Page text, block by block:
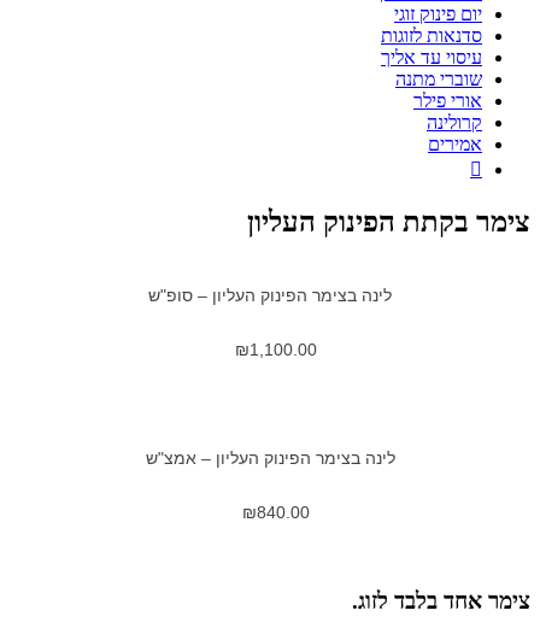
יום פינוק זוגי
סדנאות לזוגות
עיסוי עד אליך
שוברי מתנה
אורי פילר
קרולינה
אמירים

צימר בקתת הפינוק העליון
לינה בצימר הפינוק העליון – סופ"ש
₪1,100.00
לינה בצימר הפינוק העליון – אמצ"ש
₪840.00
צימר אחד בלבד לזוג.